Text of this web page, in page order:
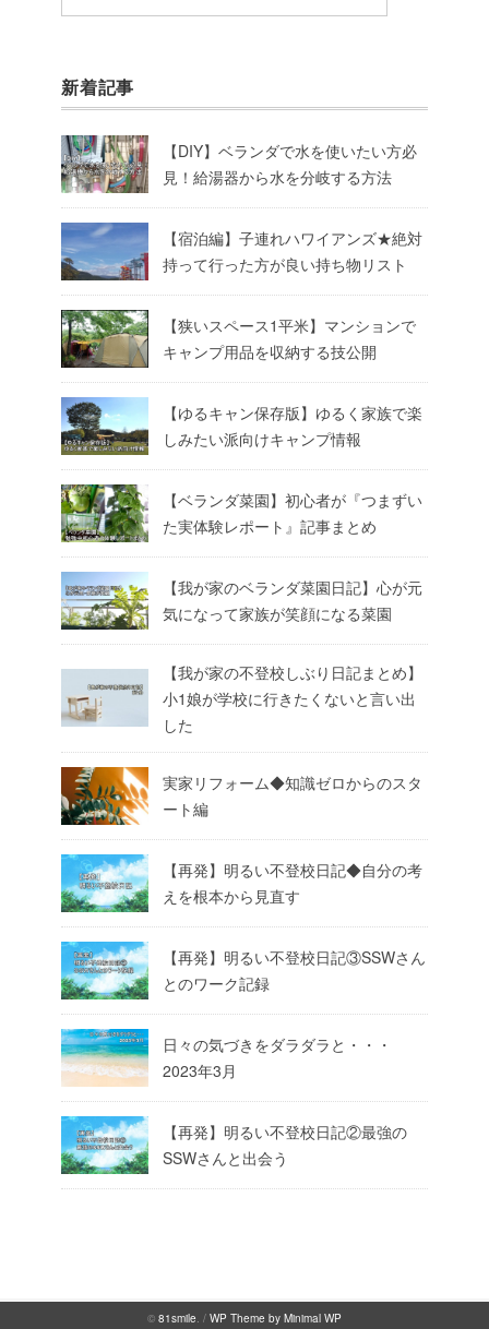
新着記事
【DIY】ベランダで水を使いたい方必
見！給湯器から水を分岐する方法
【宿泊編】子連れハワイアンズ★絶対
持って行った方が良い持ち物リスト
【狭いスペース1平米】マンションで
キャンプ用品を収納する技公開
【ゆるキャン保存版】ゆるく家族で楽
しみたい派向けキャンプ情報
【ベランダ菜園】初心者が『つまずい
た実体験レポート』記事まとめ
【我が家のベランダ菜園日記】心が元
気になって家族が笑顔になる菜園
【我が家の不登校しぶり日記まとめ】
小1娘が学校に行きたくないと言い出
した
実家リフォーム◆知識ゼロからのスタ
ート編
【再発】明るい不登校日記◆自分の考
えを根本から見直す
【再発】明るい不登校日記③SSWさん
とのワーク記録
日々の気づきをダラダラと・・・
2023年3月
【再発】明るい不登校日記②最強の
SSWさんと出会う
© 81smile. / WP Theme by Minimal WP